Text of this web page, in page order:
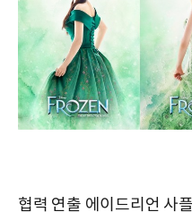
협력 연출 에이드리언 사